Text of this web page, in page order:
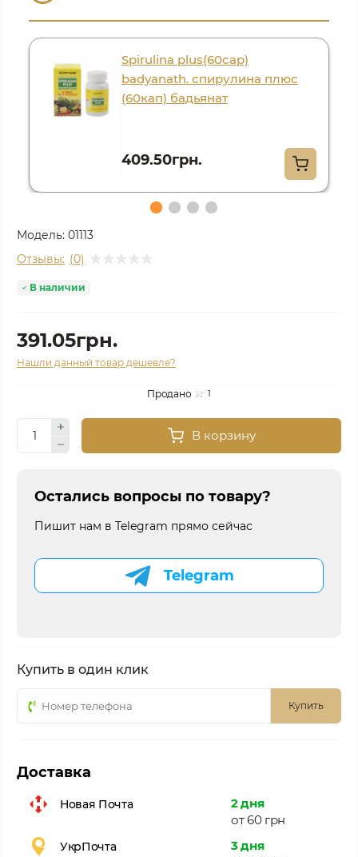
Spirulina plus(60cap)
badyanath. спирулина плюс
(60кап) бадьянат
409.50грн.
Модель: 01113
Отзывы: (0)
В наличии
391.05грн.
Нашли данный товар дешевле?
Продано 1
В корзину
Остались вопросы по товару?
Пишит нам в Telegram прямо сейчас
Telegram
Купить в один клик
Купить
Доставка
Новая Почта
2 дня
от 60 грн
УкрПочта
3 дня